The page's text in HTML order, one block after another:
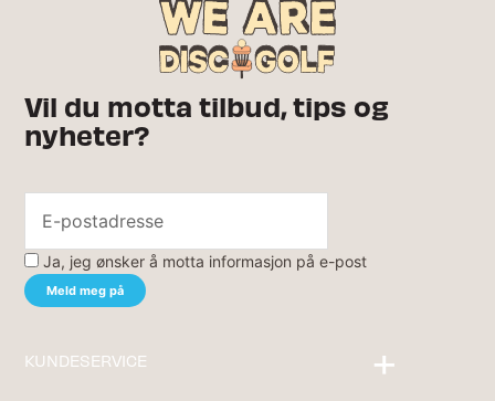
Vil du motta tilbud, tips og
nyheter?
Ja, jeg ønsker å motta informasjon på e-post
KUNDESERVICE